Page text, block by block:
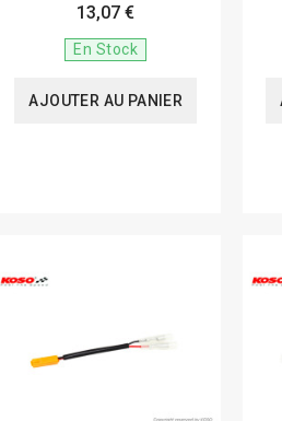
13,07 €
En Stock
AJOUTER AU PANIER